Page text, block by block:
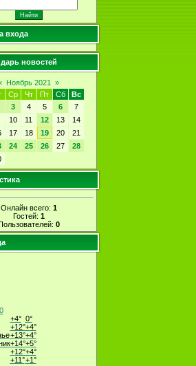
входа
новостей
Ноябрь 2021
»
Ср Чт Пт Сб
Вс
3 4 5 6
7
10 11 12 13
14
17 18 19 20
21
24 25 26 27
28
Онлайн всего: 1
Гостей: 1
0
+4° 0°
+12°+4°
+13°+4°
+14°+5°
+12°+4°
+11°+1°